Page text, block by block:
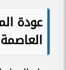
عودة
العاصمة